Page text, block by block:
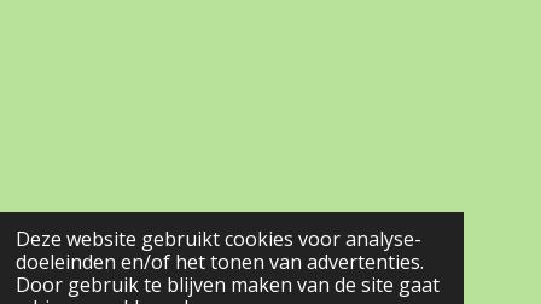
Deze website gebruikt cookies voor analyse-
doeleinden en/of het tonen van advertenties.
Door gebruik te blijven maken van de site gaat